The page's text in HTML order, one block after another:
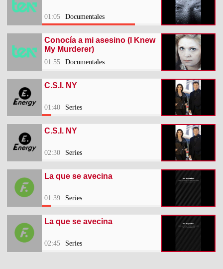
01:05 Documentales
Conocía a mi asesino (I Knew
My Murderer)
01:55 Documentales
C.S.I. NY
01:40 Series
C.S.I. NY
02:30 Series
La que se avecina
01:39 Series
La que se avecina
02:45 Series